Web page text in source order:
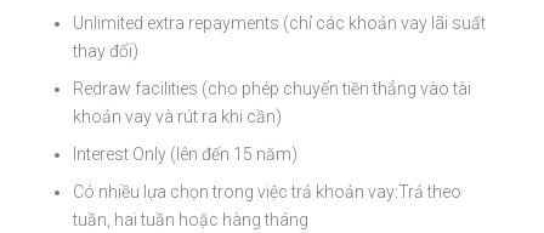
Unlimited extra repayments (chỉ các khoản vay lãi suất
thay đổi)
Redraw facilities (cho phép chuyển tiền thẳng vào tài
khoản vay và rút ra khi cần)
Interest Only (lên đến 15 năm)
Có nhiều lựa chọn trong việc trả khoản vay:Trả theo
tuần, hai tuần hoặc hàng tháng